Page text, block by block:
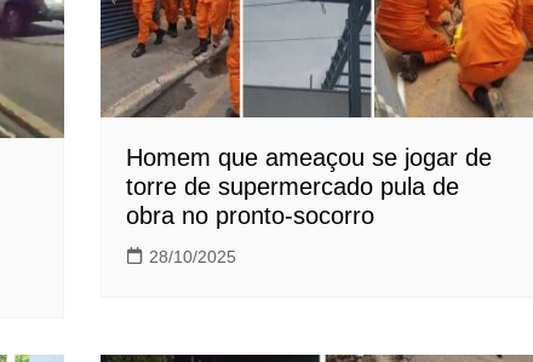
Homem que ameaçou se jogar de
torre de supermercado pula de
obra no pronto-socorro
28/10/2025